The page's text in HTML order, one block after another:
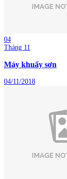
04
Tháng 11
Máy khuấy sơn
04/11/2018